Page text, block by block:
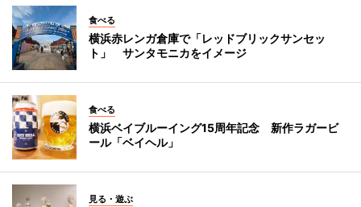
食べる
横浜赤レンガ倉庫で「レッドブリックサンセッ
ト」 サンタモニカをイメージ
食べる
横浜ベイブルーイング15周年記念 新作ラガービ
ール「ベイヘル」
見る・遊ぶ